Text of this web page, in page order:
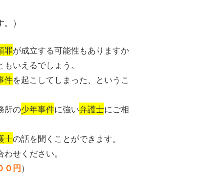
）
罪が成立する可能性もありますか
いえるでしょう。
件を起こしてしまった、というこ
所の少年事件に強い弁護士にご相
士の話を聞くことができます。
せください。
０円）